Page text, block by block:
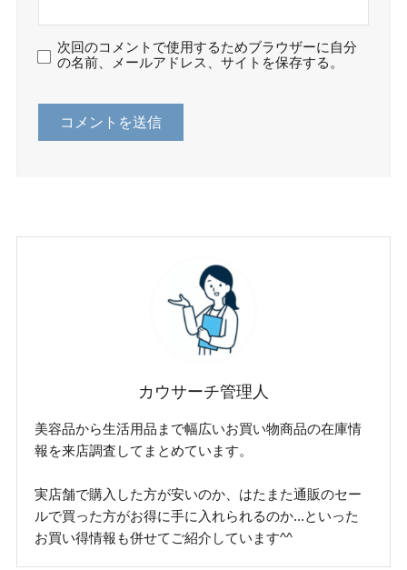
次回のコメントで使用するためブラウザーに自分
の名前、メールアドレス、サイトを保存する。
カウサーチ管理人
美容品から生活用品まで幅広いお買い物商品の在庫情
報を来店調査してまとめています。
実店舗で購入した方が安いのか、はたまた通販のセー
ルで買った方がお得に手に入れられるのか...といった
お買い得情報も併せてご紹介しています^^